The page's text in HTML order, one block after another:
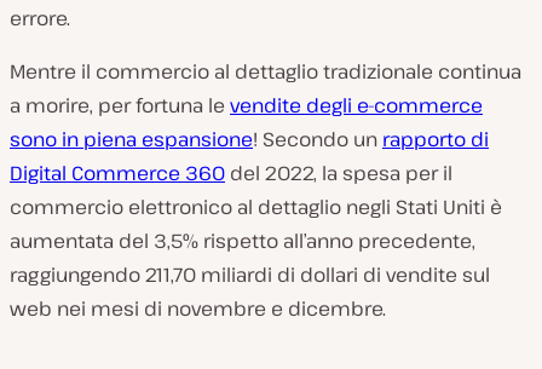
errore.
Mentre il commercio al dettaglio tradizionale continua
a morire, per fortuna le vendite degli e-commerce
sono in piena espansione! Secondo un rapporto di
Digital Commerce 360 del 2022, la spesa per il
commercio elettronico al dettaglio negli Stati Uniti è
aumentata del 3,5% rispetto all’anno precedente,
raggiungendo 211,70 miliardi di dollari di vendite sul
web nei mesi di novembre e dicembre.